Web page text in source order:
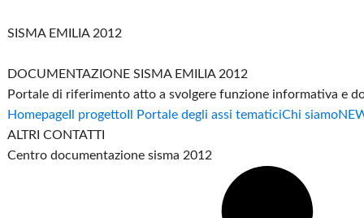
SISMA EMILIA 2012
DOCUMENTAZIONE SISMA EMILIA 2012
Portale di riferimento atto a svolgere funzione informativa e
Homepage Il progetto Il Portale degli assi tematiciChi siamo
ALTRI CONTATTI
Centro documentazione sisma 2012